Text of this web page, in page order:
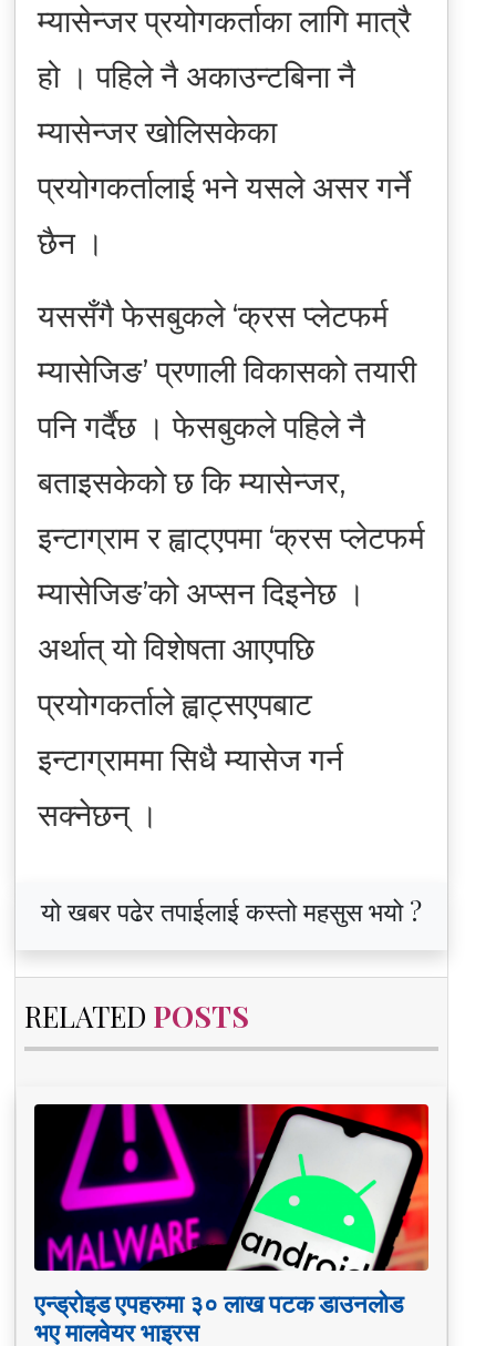
म्यासेन्जर प्रयोगकर्ताका लागि मात्रै
हो । पहिले नै अकाउन्टबिना नै
म्यासेन्जर खोलिसकेका
प्रयोगकर्तालाई भने यसले असर गर्ने
छैन ।
यससँगै फेसबुकले ‘क्रस प्लेटफर्म
म्यासेजिङ’ प्रणाली विकासको तयारी
पनि गर्दैछ । फेसबुकले पहिले नै
बताइसकेको छ कि म्यासेन्जर,
इन्टाग्राम र ह्वाट्एपमा ‘क्रस प्लेटफर्म
म्यासेजिङ’को अप्सन दिइनेछ ।
अर्थात् यो विशेषता आएपछि
प्रयोगकर्ताले ह्वाट्सएपबाट
इन्टाग्राममा सिधै म्यासेज गर्न
सक्नेछन् ।
यो खबर पढेर तपाईलाई कस्तो महसुस भयो ?
RELATED POSTS
एन्ड्रोइड एपहरुमा ३० लाख पटक डाउनलोड
भए मालवेयर भाइरस